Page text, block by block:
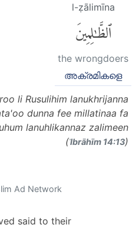
l-ẓālimīna
ٱلظَّٰلِمِينَ
the wrongdoers
അക്രമികളെ
li Rusulihim lanukhrijanna
dunna fee millatinaa fa
lanuhlikannaz zalimeen
(ʾIbrāhīm 14:13)
Ad Network
said to their